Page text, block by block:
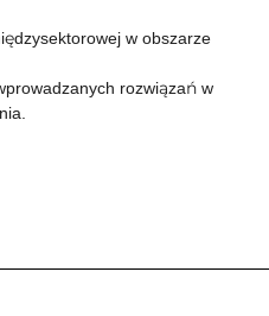
w obszarze
rozwiązań w